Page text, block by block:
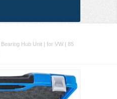
Hub Unit | for VW | 85